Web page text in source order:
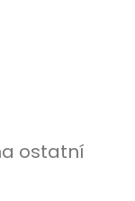
ostatní